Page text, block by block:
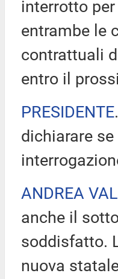
interrotto
entrambe le
contrattuali
entro il
PRESIDENTE
dichiarare
ANDREA
anche il
soddisfatto.
nuova